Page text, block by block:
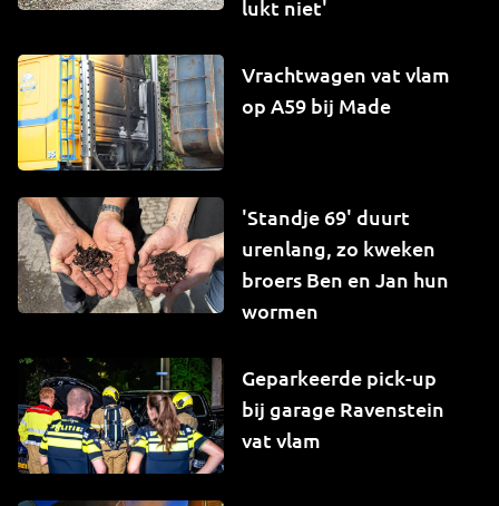
lukt niet'
Vrachtwagen vat vlam
op A59 bij Made
'Standje 69' duurt
urenlang, zo kweken
broers Ben en Jan hun
wormen
Geparkeerde pick-up
bij garage Ravenstein
vat vlam